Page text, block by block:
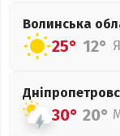
Волинська
25° 12°
30° 20°